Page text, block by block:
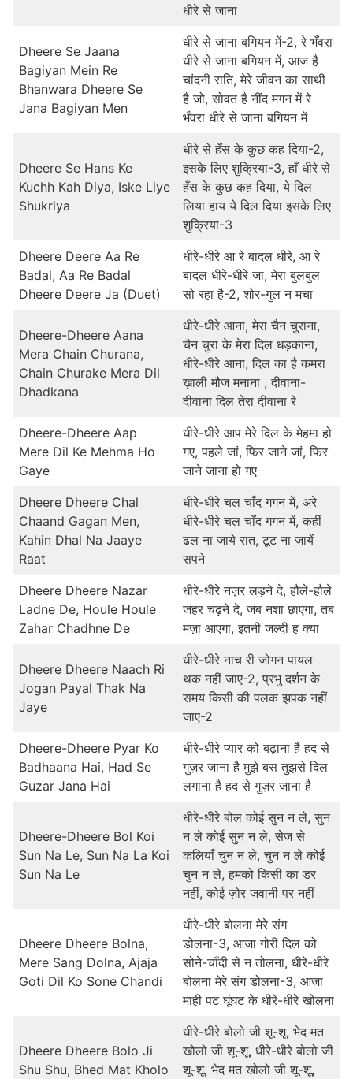
धीरे से जाना
Dheere Se Jaana
Bagiyan Mein Re
Bhanwara Dheere Se
Jana Bagiyan Men
धीरे से जाना बगियन में-2, रे भँवरा
धीरे से जाना बगियन में, आज है
चांदनी राति, मेरे जीवन का साथी
है जो, सोवत है नींद मगन में रे
भँवरा धीरे से जाना बगियन में
Dheere Se Hans Ke
Kuchh Kah Diya, Iske Liye
Shukriya
धीरे से हँस के कुछ कह दिया-2,
इसके लिए शुक्रिया-3, हाँ धीरे से
हँस के कुछ कह दिया, ये दिल
लिया हाय ये दिल दिया इसके लिए
शुक्रिया-3
Dheere Deere Aa Re
Badal, Aa Re Badal
Dheere Deere Ja (Duet)
धीरे-धीरे आ रे बादल धीरे, आ रे
बादल धीरे-धीरे जा, मेरा बुलबुल
सो रहा है-2, शोर-गुल न मचा
Dheere-Dheere Aana
Mera Chain Churana,
Chain Churake Mera Dil
Dhadkana
धीरे-धीरे आना, मेरा चैन चुराना,
चैन चुरा के मेरा दिल धड़काना,
धीरे-धीरे आना, दिल का है कमरा
ख़ाली मौज मनाना , दीवाना-
दीवाना दिल तेरा दीवाना रे
Dheere-Dheere Aap
Mere Dil Ke Mehma Ho
Gaye
धीरे-धीरे आप मेरे दिल के मेहमा हो
गए, पहले जां, फिर जाने जां, फिर
जाने जाना हो गए
Dheere Dheere Chal
Chaand Gagan Men,
Kahin Dhal Na Jaaye
Raat
धीरे-धीरे चल चाँद गगन में, अरे
धीरे-धीरे चल चाँद गगन में, कहीं
ढल ना जाये रात, टूट ना जायें
सपने
Dheere Dheere Nazar
Ladne De, Houle Houle
Zahar Chadhne De
धीरे-धीरे नज़र लड़ने दे, हौले-हौले
जहर चढ़ने दे, जब नशा छाएगा, तब
मज़ा आएगा, इतनी जल्दी ह क्या
Dheere Dheere Naach Ri
Jogan Payal Thak Na
Jaye
धीरे-धीरे नाच री जोगन पायल
थक नहीं जाए-2, प्रभु दर्शन के
समय किसी की पलक झपक नहीं
जाए-2
Dheere-Dheere Pyar Ko
Badhaana Hai, Had Se
Guzar Jana Hai
धीरे-धीरे प्यार को बढ़ाना है हद से
गुज़र जाना है मुझे बस तुझसे दिल
लगाना है हद से गुज़र जाना है
Dheere-Dheere Bol Koi
Sun Na Le, Sun Na La Koi
Sun Na Le
धीरे-धीरे बोल कोई सुन न ले, सुन
न ले कोई सुन न ले, सेज से
कलियाँ चुन न ले, चुन न ले कोई
चुन न ले, हमको किसी का डर
नहीं, कोई ज़ोर जवानी पर नहीं
Dheere Dheere Bolna,
Mere Sang Dolna, Ajaja
Goti Dil Ko Sone Chandi
धीरे-धीरे बोलना मेरे संग
डोलना-3, आजा गोरी दिल को
सोने-चाँदी से न तोलना, धीरे-धीरे
बोलना मेरे संग डोलना-3, आजा
माही पट घूंघट के धीरे-धीरे खोलना
Dheere Dheere Bolo Ji
Shu Shu, Bhed Mat Kholo
धीरे-धीरे बोलो जी शू-शू, भेद मत
खोलो जी शू-शू, धीरे-धीरे बोलो जी
शू-शू, भेद मत खोलो जी शू-शू,